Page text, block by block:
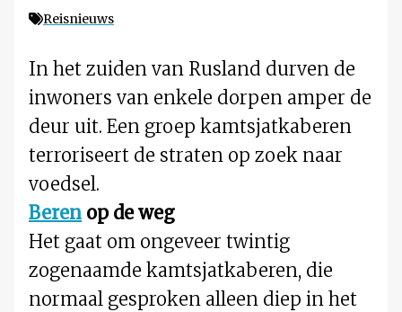
Reisnieuws
In het zuiden van Rusland durven de
inwoners van enkele dorpen amper de
deur uit. Een groep kamtsjatkaberen
terroriseert de straten op zoek naar
voedsel.
Beren op de weg
Het gaat om ongeveer twintig
zogenaamde kamtsjatkaberen, die
normaal gesproken alleen diep in het